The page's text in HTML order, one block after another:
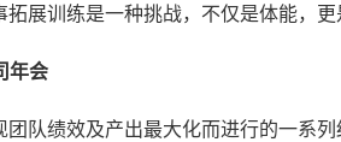
展训练是一种挑战，不仅是体能，更
年会
团队绩效及产出最大化而进行的一系